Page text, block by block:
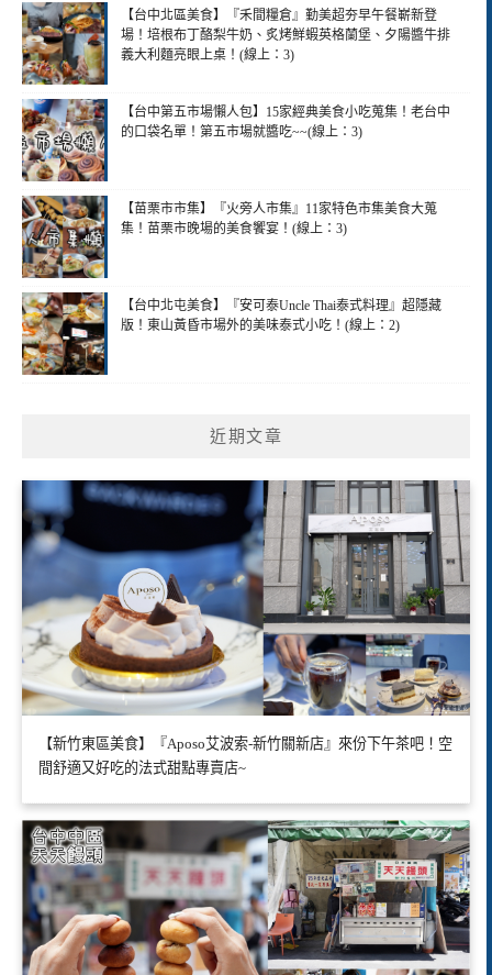
【台中北區美食】『禾間糧倉』勤美超夯早午餐嶄新登
場！培根布丁酪梨牛奶、炙烤鮮蝦英格蘭堡、夕陽醬牛排
義大利麵亮眼上桌！(線上：3)
【台中第五市場懶人包】15家經典美食小吃蒐集！老台中
的口袋名單！第五市場就醬吃~~(線上：3)
【苗栗市市集】『火旁人市集』11家特色市集美食大蒐
集！苗栗市晚場的美食饗宴！(線上：3)
【台中北屯美食】『安可泰Uncle Thai泰式料理』超隱藏
版！東山黃昏市場外的美味泰式小吃！(線上：2)
近期文章
【新竹東區美食】『Aposo艾波索-新竹關新店』來份下午茶吧！空
間舒適又好吃的法式甜點專賣店~